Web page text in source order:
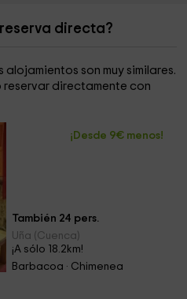
directa?
son muy similares.
directamente con
¡Desde 9€ menos!
También 24 pers.
Uña (Cuenca)
¡A sólo 18.2km!
Barbacoa · Chimenea